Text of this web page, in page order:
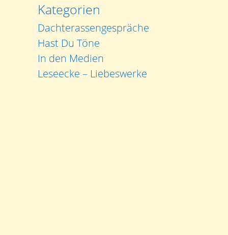
Kategorien
Dachterassengespräche
Hast Du Töne
In den Medien
Leseecke – Liebeswerke